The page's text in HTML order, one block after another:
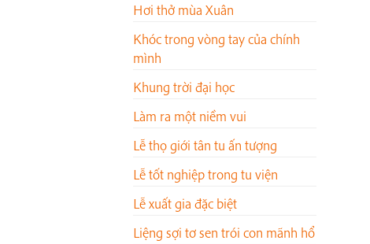
Hơi thở mùa Xuân
Khóc trong vòng tay của chính
mình
Khung trời đại học
Làm ra một niềm vui
Lễ thọ giới tân tu ấn tượng
Lễ tốt nghiệp trong tu viện
Lễ xuất gia đặc biệt
Liệng sợi tơ sen trói con mãnh hổ